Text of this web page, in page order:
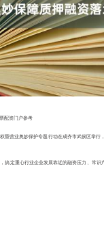
配资门户参考
暨营业奥妙保护专题行动在成齐市武侯区举
搞定重心行业企业发展靠近的融资压力、常